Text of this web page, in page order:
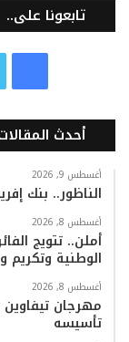
تابعونا على..
س
ب
ك
أحدث
أغسطس 9, 2026
الناظور.. بنك
أغسطس 8, 2026
الوطنية
أغسطس 8, 2026
تأسيسه